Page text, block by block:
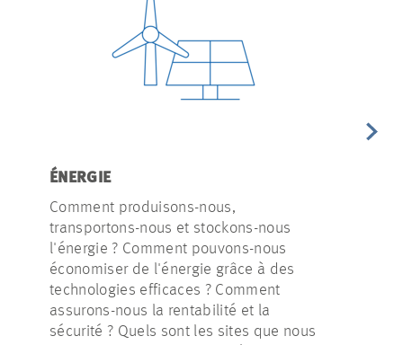
ÉNERGIE
Comment produisons-nous,
transportons-nous et stockons-nous
l'énergie ? Comment pouvons-nous
économiser de l'énergie grâce à des
technologies efficaces ? Comment
assurons-nous la rentabilité et la
sécurité ? Quels sont les sites que nous